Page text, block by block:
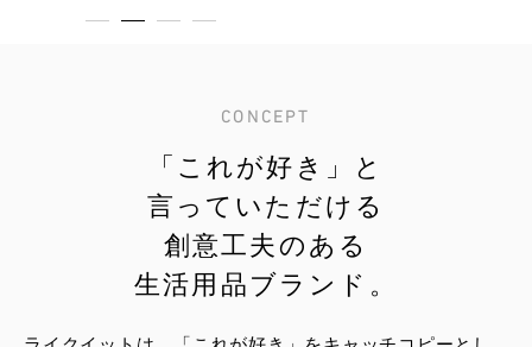
CONCEPT
「これが好き」と
言っていただける
創意工夫のある
生活用品ブランド。